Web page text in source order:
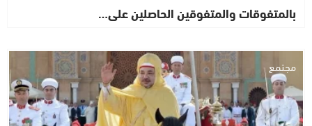
بالمتفوقات والمتفوقين الحاصلين على…
مجتمع